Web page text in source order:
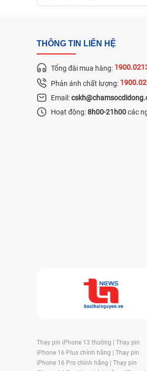
THÔNG TIN LIÊN HỆ
Tổng đài mua hàng:
Phản ánh chất lượng:
Email:
Hoạt động:8h00-21h00các
Thay pin iPhone 13 thường | Thay pin
iPhone 16 Plus chính hãng | Thay pin
iPhone 16 Pro chính hãng | Thay pin